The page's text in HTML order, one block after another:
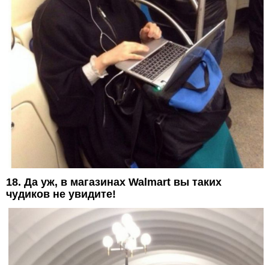
18. Да уж, в магазинах Walmart вы таких
чудиков не увидите!